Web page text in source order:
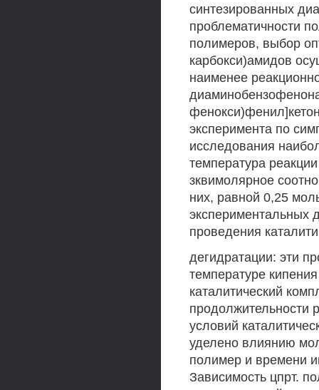
синтезированных
проблематичности
полимеров, выбор
карбокси)амидов
наименее
эксперимента по
исследования
температура
зквимолярное
них, равной 0,25
экспериментальных
проведения
дегидратации: эти
температуре
каталитический
продолжительности
условий
уделено влиянию
полимер и времени
Зависимость цпрт.